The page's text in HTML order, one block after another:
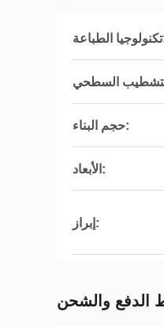
حجم البناء:
الأبعاد:
إبراز:
الدفع والشحن